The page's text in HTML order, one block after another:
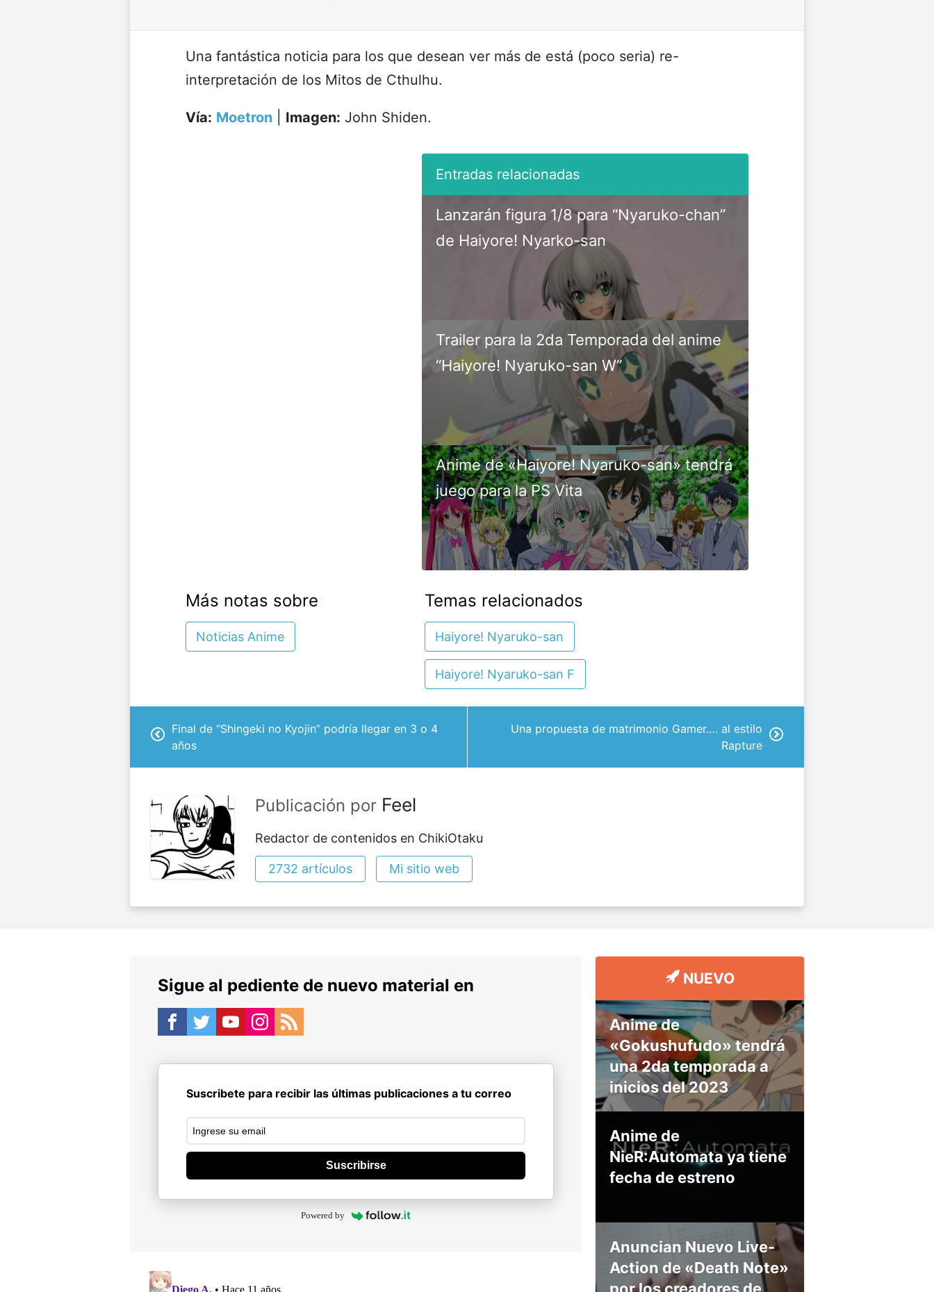
Una fantástica noticia para los que desean ver más de está (poco seria) re-
interpretación de los Mitos de Cthulhu.
Vía: Moetron Imagen: John Shiden.
Lanzarán figura 1/8 para “Nyaruko-chan”
de Haiyore! Nyarko-san
Trailer para la 2da Temporada del anime
“Haiyore! Nyaruko-san W”
Anime de «Haiyore! Nyaruko-san» tendrá
juego para la PS Vita
Más notas sobre
Noticias Anime
Temas relacionados
Haiyore! Nyaruko-san
Haiyore! Nyaruko-san F
Final de “Shingeki no Kyojin” podría llegar en 3 o 4
años
Una propuesta de matrimonio Gamer…. al estilo
Rapture
Publicación por Feel
Redactor de contenidos en ChikiOtaku
2732 artículos Mi sitio web
Sigue al pediente de nuevo material en
Suscribete para recibir las últimas publicaciones a tu correo
Suscribirse
Powered by
NUEVO
Anime de
«Gokushufudo» tendrá
una 2da temporada a
inicios del 2023
Anime de
NieR:Automata ya tiene
fecha de estreno
Anuncian Nuevo Live-
Action de «Death Note»